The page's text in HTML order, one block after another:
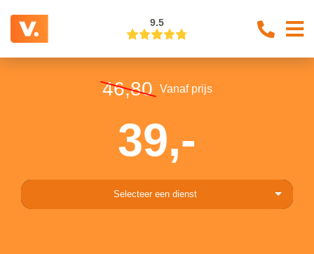
9.5
46,80 Vanaf prijs
39,-
Selecteer een dienst